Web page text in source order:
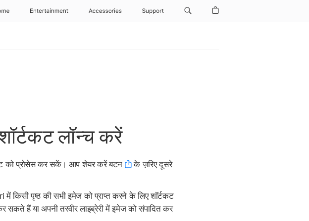
Entertainment Accessories Support
लॉन्च करें
को प्रोसेस कर सकें। आप शेयर करें बटन
के ज़रिए दूसरे
किसी पृष्ठ की सभी इमेज को प्राप्त करने के लिए शॉर्टकट
हैं या अपनी तस्वीर लाइब्रेरी में इमेज को संपादित कर